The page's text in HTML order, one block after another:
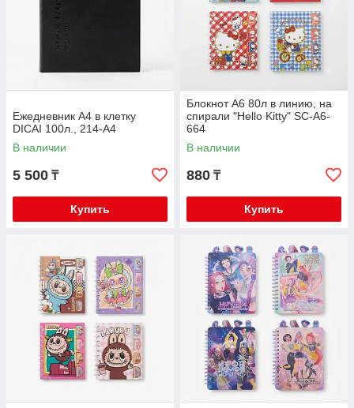
Ежедневник А4 в клетку
DICAI 100л., 214-A4
В наличии
5 500 ₸
Купить
Блокнот А6 80л в линию, на
спирали "Hello Kitty" SC-A6-
664
В наличии
880 ₸
Купить